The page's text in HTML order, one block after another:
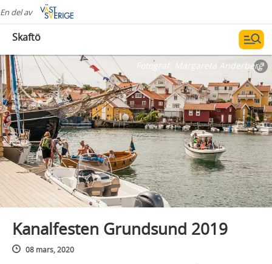
En del av
Skaftö
Fotograf: Margareta Anderberg
Kanalfesten Grundsund 2019
08 mars, 2020